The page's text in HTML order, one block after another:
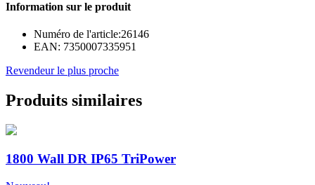
Information sur le produit
Numéro de l'article:26146
EAN: 7350007335951
Revendeur le plus proche
Produits similaires
1800 Wall DR IP65 TriPower